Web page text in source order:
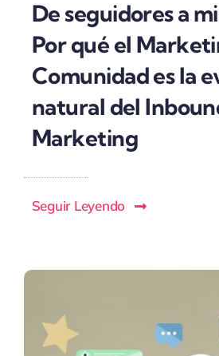
De seguidores a
Por qué el
Comunidad es la
natural del
Marketing
Seguir Leyendo